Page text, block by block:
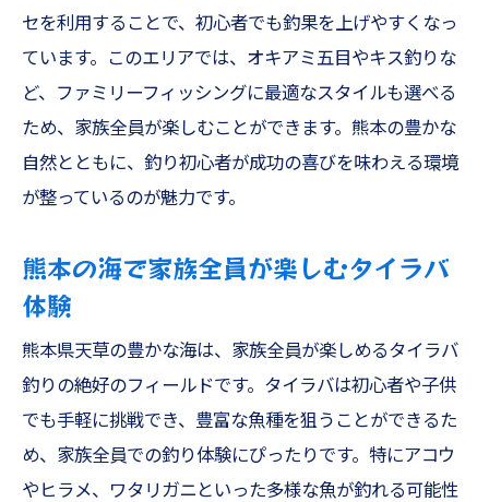
太刀魚釣りで家族の笑顔が絶えない天草の美し
い海に出よう
太刀魚釣りの基本と熊本の海での楽しみ方
天草で太刀魚釣りを家族全員で楽しむ秘訣
熊本釣船での太刀魚釣り初心者ガイド
タコ釣りの楽しさを天草遊漁船で体験
熊本の海でタコ釣りを満喫する家族の一日
セを利用することで、初心者でも釣果を上げやすくなっ
ています。このエリアでは、オキアミ五目やキス釣りな
ど、ファミリーフィッシングに最適なスタイルも選べる
ため、家族全員が楽しむことができます。熊本の豊かな
自然とともに、釣り初心者が成功の喜びを味わえる環境
が整っているのが魅力です。
熊本の海で家族全員が楽しむタイラバ
体験
熊本県天草の豊かな海は、家族全員が楽しめるタイラバ
釣りの絶好のフィールドです。タイラバは初心者や子供
でも手軽に挑戦でき、豊富な魚種を狙うことができるた
め、家族全員での釣り体験にぴったりです。特にアコウ
やヒラメ、ワタリガニといった多様な魚が釣れる可能性